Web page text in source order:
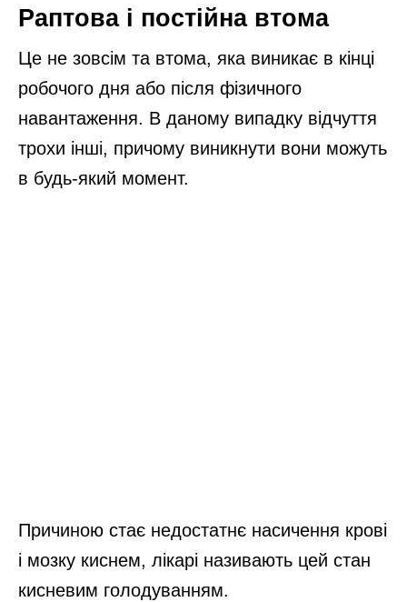
Раптова і постійна втома
Це не зовсім та втома, яка виникає в кінці
робочого дня або після фізичного
навантаження. В даному випадку відчуття
трохи інші, причому виникнути вони можуть
в будь-який момент.
Причиною стає недостатнє насичення крові
і мозку киснем, лікарі називають цей стан
кисневим голодуванням.